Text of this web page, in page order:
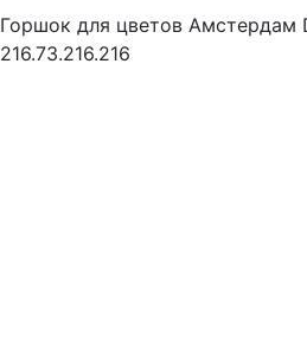
Горшок для цветов Амстердам
216.73.216.216